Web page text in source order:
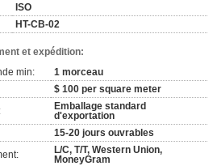
ISO
HT-CB-02
et expédition:
min:
1 morceau
$ 100 per square meter
Emballage standard
d'exportation
15-20 jours ouvrables
L/C, T/T, Western Union,
MoneyGram